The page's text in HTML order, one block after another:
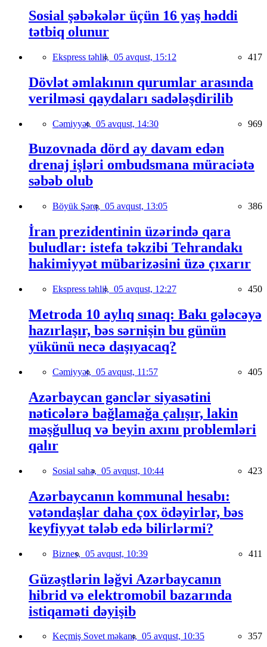
Sosial şəbəkələr üçün 16 yaş həddi
tətbiq olunur
Ekspress təhlil, 05 avqust, 15:12 417
Dövlət əmlakının qurumlar arasında
verilməsi qaydaları sadələşdirilib
Cəmiyyət, 05 avqust, 14:30 969
Buzovnada dörd ay davam edən
drenaj işləri ombudsmana müraciətə
səbəb olub
Böyük Şərq, 05 avqust, 13:05 386
İran prezidentinin üzərində qara
buludlar: istefa təkzibi Tehrandakı
hakimiyyət mübarizəsini üzə çıxarır
Ekspress təhlil, 05 avqust, 12:27 450
Metroda 10 aylıq sınaq: Bakı gələcəyə
hazırlaşır, bəs sərnişin bu günün
yükünü necə daşıyacaq?
Cəmiyyət, 05 avqust, 11:57 405
Azərbaycan gənclər siyasətini
nəticələrə bağlamağa çalışır, lakin
məşğulluq və beyin axını problemləri
qalır
Sosial sahə, 05 avqust, 10:44 423
Azərbaycanın kommunal hesabı:
vətəndaşlar daha çox ödəyirlər, bəs
keyfiyyət tələb edə bilirlərmi?
Biznes, 05 avqust, 10:39 411
Güzəştlərin ləğvi Azərbaycanın
hibrid və elektromobil bazarında
istiqaməti dəyişib
Keçmiş Sovet məkanı, 05 avqust, 10:35 357